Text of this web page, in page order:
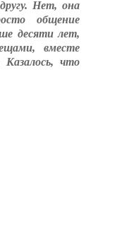
Нет, она
общение
десяти лет,
вместе
что